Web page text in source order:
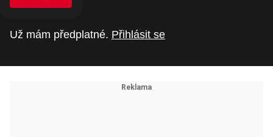
Už mám předplatné. Přihlásit se